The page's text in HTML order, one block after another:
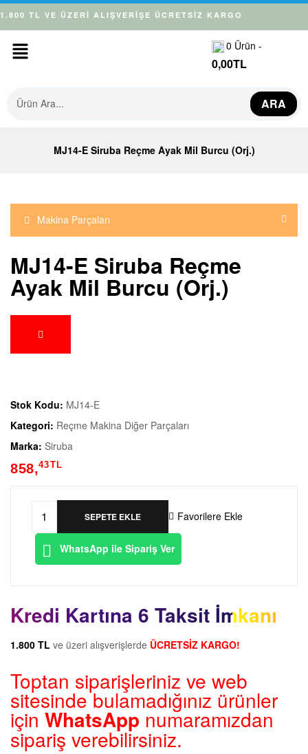
1.800 TL VE ÜZERİ ALIŞVERİŞE ÜCRETSİZ KARGO
0 Ürün -
0,00TL
ARA
MJ14-E Siruba Reçme Ayak Mil Burcu (Orj.)
Makina Parçaları
MJ14-E Siruba Reçme
Ayak Mil Burcu (Orj.)
Stok Kodu: MJ14-E
Kategori: Reçme Makina Diğer Parçaları
Marka: Siruba
858,43TL
SEPETE EKLE Favorilere Ekle
WhatsApp ile Sipariş Ver
Kredi Kartına 6 Taksit İmkanı
1.800 TL ve üzeri alışverişlerde ÜCRETSİZ KARGO!
Toptan siparişleriniz ve web
sitesinde bulamadığınız ürünler
için WhatsApp numaramızdan
sipariş verebilirsiniz.